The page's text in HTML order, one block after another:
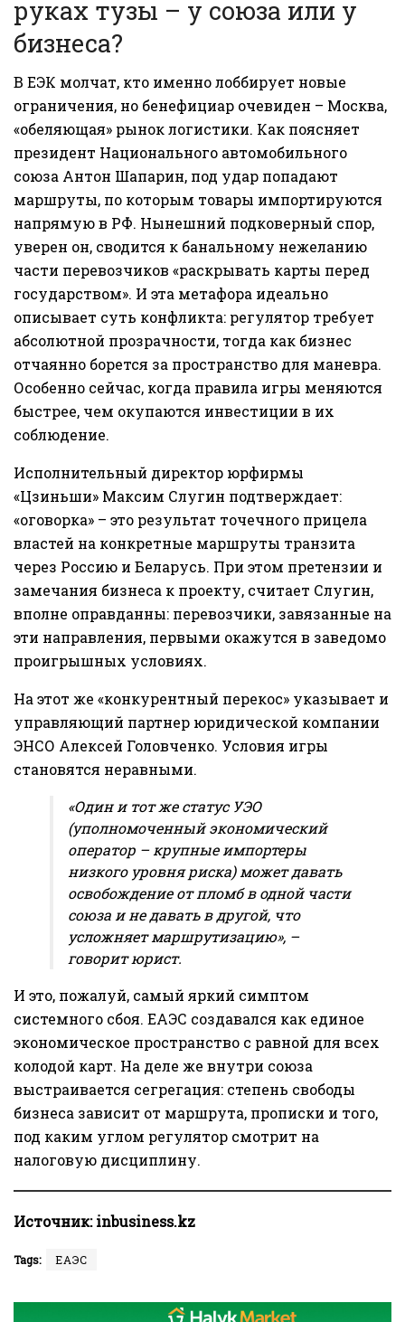
руках тузы – у союза или у
бизнеса?
В ЕЭК молчат, кто именно лоббирует новые
ограничения, но бенефициар очевиден – Москва,
«обеляющая» рынок логистики. Как поясняет
президент Национального автомобильного
союза Антон Шапарин, под удар попадают
маршруты, по которым товары импортируются
напрямую в РФ. Нынешний подковерный спор,
уверен он, сводится к банальному нежеланию
части перевозчиков «раскрывать карты перед
государством». И эта метафора идеально
описывает суть конфликта: регулятор требует
абсолютной прозрачности, тогда как бизнес
отчаянно борется за пространство для маневра.
Особенно сейчас, когда правила игры меняются
быстрее, чем окупаются инвестиции в их
соблюдение.
Исполнительный директор юрфирмы
«Цзиньши» Максим Слугин подтверждает:
«оговорка» – это результат точечного прицела
властей на конкретные маршруты транзита
через Россию и Беларусь. При этом претензии и
замечания бизнеса к проекту, считает Слугин,
вполне оправданны: перевозчики, завязанные на
эти направления, первыми окажутся в заведомо
проигрышных условиях.
На этот же «конкурентный перекос» указывает и
управляющий партнер юридической компании
ЭНСО Алексей Головченко. Условия игры
становятся неравными.
«Один и тот же статус УЭО
(уполномоченный экономический
оператор – крупные импортеры
низкого уровня риска) может давать
освобождение от пломб в одной части
союза и не давать в другой, что
усложняет маршрутизацию», –
говорит юрист.
И это, пожалуй, самый яркий симптом
системного сбоя. ЕАЭС создавался как единое
экономическое пространство с равной для всех
колодой карт. На деле же внутри союза
выстраивается сегрегация: степень свободы
бизнеса зависит от маршрута, прописки и того,
под каким углом регулятор смотрит на
налоговую дисциплину.
Источник:inbusiness.kz
Tags: ЕАЭС